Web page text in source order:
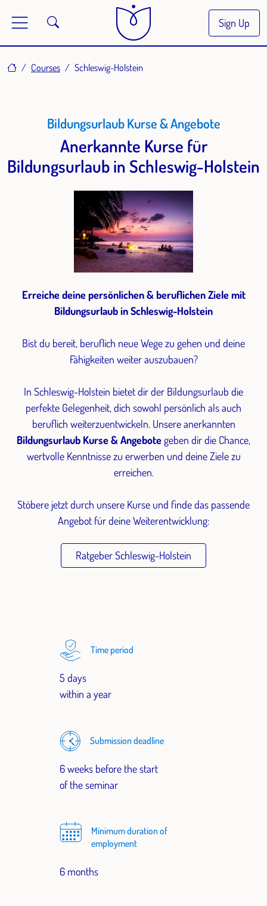
Sign Up
HomeCourses Schleswig-Holstein
Bildungsurlaub Kurse & Angebote
Anerkannte Kurse für
Bildungsurlaub in Schleswig-Holstein
Erreiche deine persönlichen & beruflichen Ziele mit
Bildungsurlaub in Schleswig-Holstein
Bist du bereit, beruflich neue Wege zu gehen und deine
Fähigkeiten weiter auszubauen?
In Schleswig-Holstein bietet dir der Bildungsurlaub die
perfekte Gelegenheit, dich sowohl persönlich als auch
beruflich weiterzuentwickeln. Unsere anerkannten
Bildungsurlaub Kurse & Angebote geben dir die Chance,
wertvolle Kenntnisse zu erwerben und deine Ziele zu
erreichen.
Stöbere jetzt durch unsere Kurse und finde das passende
Angebot für deine Weiterentwicklung:
Ratgeber Schleswig-Holstein
Time period
5 days
within a year
Submission deadline
6 weeks before the start
of the seminar
Minimum duration of
employment
6 months